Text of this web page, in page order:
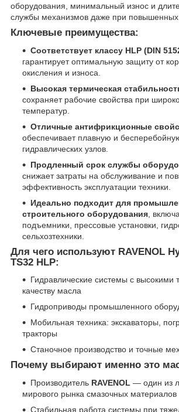
оборудования, минимальный износ и
службы механизмов даже при повышенных
Ключевые преимущества:
Соответствует классу HLP (DIN
гарантирует оптимальную защиту от
окисления и износа.
Высокая термическая
сохраняет рабочие свойства при
температур.
Отличные антифрикционные
обеспечивает плавную и
гидравлических узлов.
Продленный срок службы
снижает затраты на обслуживание и
эффективность эксплуатации техники.
Идеально подходит для
строительного оборудования ,
подъемники, прессовые установки,
сельхозтехники.
Для чего используют RAVENOL
TS32 HLP:
Гидравлические системы с высокими
качеству масла
Гидроприводы промышленного
Мобильная техника: экскаваторы,
тракторы
Станочное производство и точные
Почему выбирают именно это
Производитель RAVENOL — один из
мирового рынка смазочных материалов
Стабильная работа системы при